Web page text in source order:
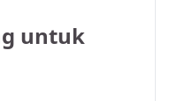
untuk